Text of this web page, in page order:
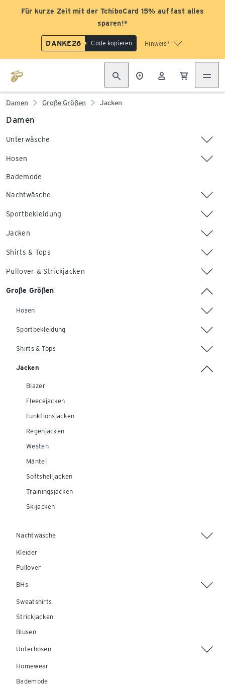
Für kurze Zeit mit der TchiboCard 15% auf fast alles
sparen!*
DANKE26 Code kopieren Hinweis*
Damen Große Größen Jacken
Damen
Unterwäsche
Hosen
Bademode
Nachtwäsche
Sportbekleidung
Jacken
Shirts & Tops
Pullover & Strickjacken
Große Größen
Hosen
Sportbekleidung
Shirts & Tops
Jacken
Blazer
Fleecejacken
Funktionsjacken
Regenjacken
Westen
Mäntel
Softshelljacken
Trainingsjacken
Skijacken
Nachtwäsche
Kleider
Pullover
BHs
Sweatshirts
Strickjacken
Blusen
Unterhosen
Homewear
Bademode